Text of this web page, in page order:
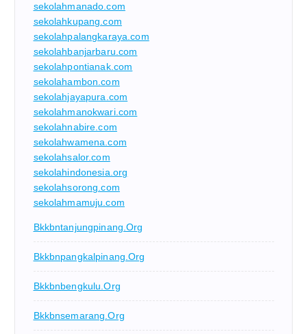
sekolahmanado.com
sekolahkupang.com
sekolahpalangkaraya.com
sekolahbanjarbaru.com
sekolahpontianak.com
sekolahambon.com
sekolahjayapura.com
sekolahmanokwari.com
sekolahnabire.com
sekolahwamena.com
sekolahsalor.com
sekolahindonesia.org
sekolahsorong.com
sekolahmamuju.com
Bkkbntanjungpinang.org
Bkkbnpangkalpinang.org
Bkkbnbengkulu.org
Bkkbnsemarang.org